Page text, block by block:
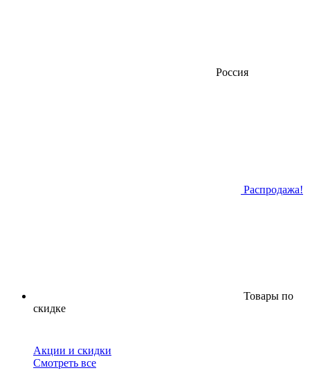
Россия
Распродажа!
Товары по
скидке
Акции и скидки
Смотреть все